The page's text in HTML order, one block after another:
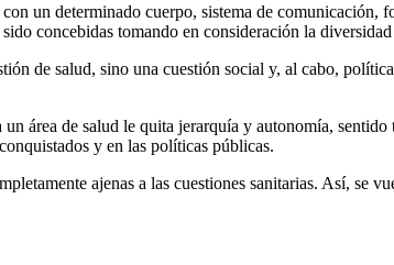
un determinado cuerpo, sistema de comunicación,
concebidas tomando en consideración la
de salud, sino una cuestión social y, al cabo,
área de salud le quita jerarquía y autonomía,
y en las políticas públicas.
ajenas a las cuestiones sanitarias. Así, se